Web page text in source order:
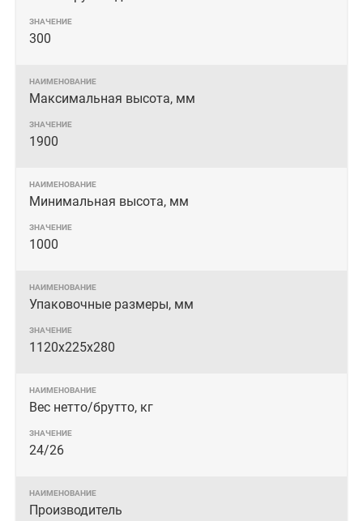
300
Максимальная высота, мм
1900
Минимальная высота, мм
1000
Упаковочные размеры, мм
1120х225х280
Вес нетто/брутто, кг
24/26
Производитель